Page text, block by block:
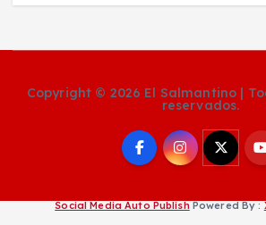
Copyright © 2026 El Salmantino |
reservados.
Social Media Auto PublishPowered By :